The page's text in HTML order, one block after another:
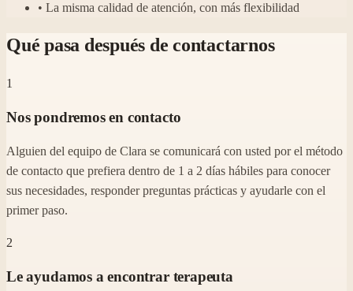
• La misma calidad de atención, con más flexibilidad
Qué pasa después de contactarnos
1
Nos pondremos en contacto
Alguien del equipo de Clara se comunicará con usted por el método
de contacto que prefiera dentro de 1 a 2 días hábiles para conocer
sus necesidades, responder preguntas prácticas y ayudarle con el
primer paso.
2
Le ayudamos a encontrar terapeuta